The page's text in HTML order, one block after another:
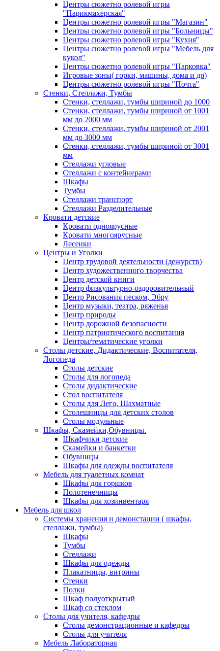
Центры сюжетно ролевой игры
"Парикмахерская"
Центры сюжетно ролевой игры "Магазин"
Центры сюжетно ролевой игры "Больницы"
Центры сюжетно ролевой игры "Кухня"
Центры сюжетно ролевой игры "Мебель для
кукол"
Центры сюжетно ролевой игры "Парковка"
Игровые зоны( горки, машины, дома и др)
Центры сюжетно ролевой игры "Почта"
Стенки, Стеллажи, Тумбы
Стенки, стеллажи, тумбы шириной до 1000
Стенки, стеллажи, тумбы шириной от 1001
мм до 2000 мм
Стенки, стеллажи, тумбы шириной от 2001
мм до 3000 мм
Стенки, стеллажи, тумбы шириной от 3001
мм
Стеллажи угловые
Стеллажи с контейнерами
Шкафы
Тумбы
Стеллажи транспорт
Стеллажи Разделительные
Кровати детские
Кровати одноярусные
Кровати многоярусные
Лесенки
Центры и Уголки
Центр трудовой деятельности (дежурств)
Центр художественного творчества
Центр детской книги
Центр физкультурно-оздоровительный
Центр Рисования песком, Эбру
Центр музыки, театра, ряженья
Центр природы
Центр дорожной безопасности
Центр патриотического воспитания
Центры/тематические уголки
Столы детские, Дидактические, Воспитателя,
Логопеда
Столы детские
Столы для логопеда
Столы дидактические
Стол воспитателя
Столы для Лего, Шахматные
Столешницы для детских столов
Столы модульные
Шкафы, Скамейки,Обувницы.
Шкафчики детские
Скамейки и банкетки
Обувницы
Шкафы для одежды воспитателя
Мебель для туалетных комнат
Шкафы для горшков
Полотенечницы
Шкафы для хозинвентаря
Мебель для школ
Системы хранения и демонстации ( шкафы,
стеллажи, тумбы)
Шкафы
Тумбы
Стеллажи
Шкафы для одежды
Плакатницы, витрины
Стенки
Полки
Шкаф полуоткрытый
Шкаф со стеклом
Столы для учителя, кафедры
Столы демонстрационные и кафедры
Столы для учителя
Мебель Лабораторная